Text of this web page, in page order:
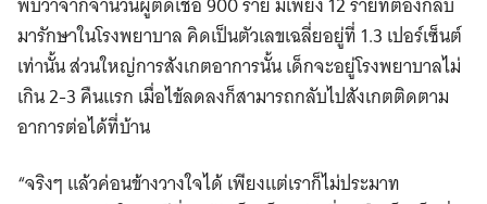
มารักษาในโรงพยาบาล คิดเป็นตัวเลขเฉลี่ยอยู่ที่ 1.3 เปอร์เซ็นต์
เท่านั้น ส่วนใหญ่การสังเกตอาการนั้น เด็กจะอยู่โรงพยาบาลไม่
เกิน 2-3 คืนแรก เมื่อไข้ลดลงก็สามารถกลับไปสังเกตติดตาม
อาการต่อได้ที่บ้าน
“จริงๆ แล้วค่อนข้างวางใจได้ เพียงแต่เราก็ไม่ประมาท